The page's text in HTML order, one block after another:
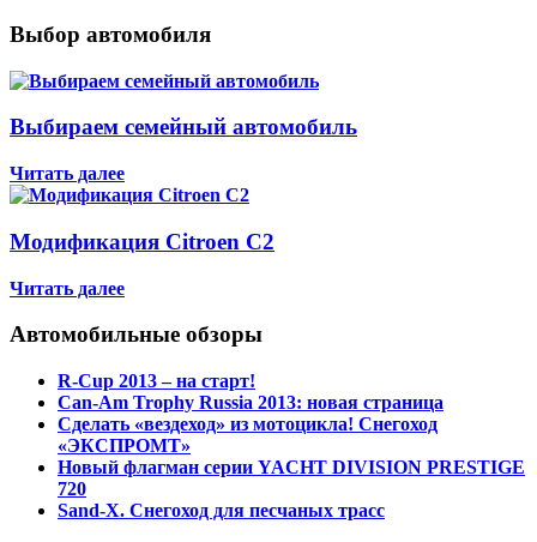
Выбор автомобиля
Выбираем семейный автомобиль
Читать далее
Модификация Citroen С2
Читать далее
Автомобильные обзоры
R-Cup 2013 – на старт!
Can-Am Trophy Russia 2013: новая страница
Сделать «вездеход» из мотоцикла! Снегоход
«ЭКСПРОМТ»
Новый флагман серии YACHT DIVISION PRESTIGE
720
Sand-X. Снегоход для песчаных трасс